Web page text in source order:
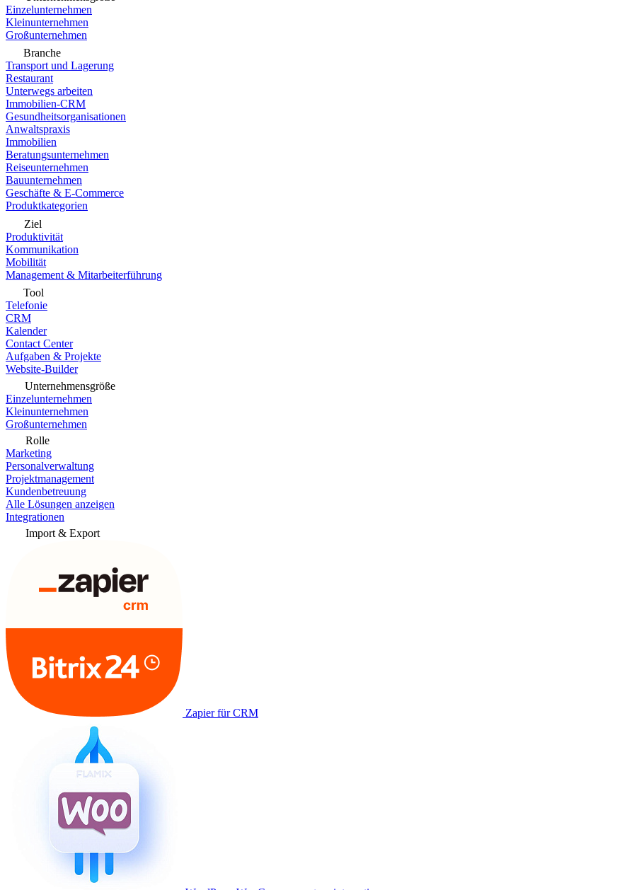
Einzelunternehmen
Kleinunternehmen
Großunternehmen
Branche
Transport und Lagerung
Restaurant
Unterwegs arbeiten
Immobilien-CRM
Gesundheitsorganisationen
Anwaltspraxis
Immobilien
Beratungsunternehmen
Reiseunternehmen
Bauunternehmen
Geschäfte & E-Commerce
Produktkategorien
Ziel
Produktivität
Kommunikation
Mobilität
Management & Mitarbeiterführung
Tool
Telefonie
CRM
Kalender
Contact Center
Aufgaben & Projekte
Website-Builder
Unternehmensgröße
Einzelunternehmen
Kleinunternehmen
Großunternehmen
Rolle
Marketing
Personalverwaltung
Projektmanagement
Kundenbetreuung
Alle Lösungen anzeigen
Integrationen
Import & Export
Zapier für CRM